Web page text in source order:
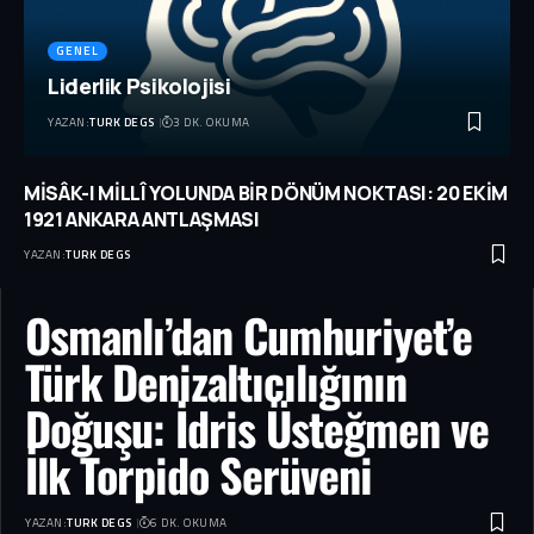
GENEL
Liderlik Psikolojisi
YAZAN:TURK DEGS 3 DK. OKUMA
MİSÂK-I MİLLÎ YOLUNDA BİR DÖNÜM NOKTASI: 20 EKİM
1921 ANKARA ANTLAŞMASI
YAZAN:TURK DEGS
Osmanlı’dan Cumhuriyet’e
Türk Denizaltıcılığının
Doğuşu: İdris Üsteğmen ve
İlk Torpido Serüveni
YAZAN:TURK DEGS 6 DK. OKUMA